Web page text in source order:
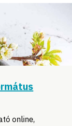
online,